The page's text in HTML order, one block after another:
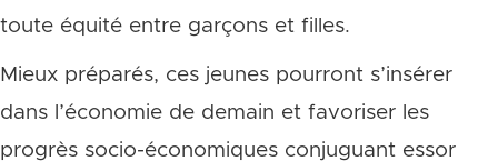
toute équité entre garçons et filles.
Mieux préparés, ces jeunes pourront s’insérer
dans l’économie de demain et favoriser les
progrès socio-économiques conjuguant essor